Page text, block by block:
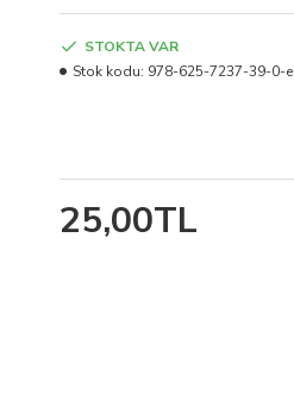
25,00TL
STOKTA VAR
Stok kodu: 978-625-7237-39-0-e